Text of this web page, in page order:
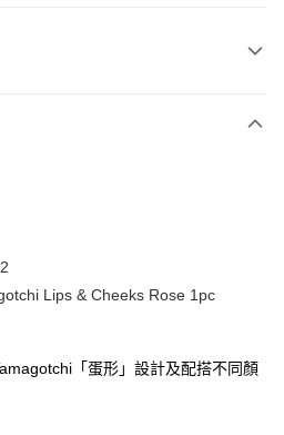
Lips & Cheeks Rose 1pc
「蛋形」設計及配搭不同顏